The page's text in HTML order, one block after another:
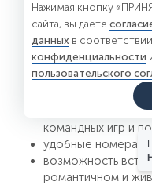
банкетные залы
250 человек;
17 открытых
открытым небом;
великолепная
конференц-залы
множество
командных игр и
удобные номера, в
возможность
романтичном и
Нажимая кнопку
сайта, вы даете
данных в
конфиденциальности
пользовательского